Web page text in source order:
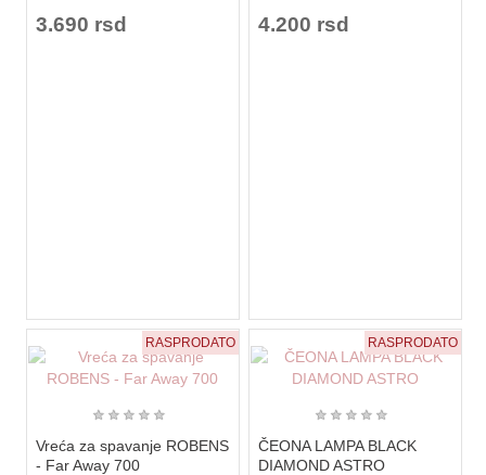
3.690 rsd 4.200 rsd
RASPRODATO
★ ★ ★ ★ ★
Vreća za spavanje ROBENS
- Far Away 700
RASPRODATO
★ ★ ★ ★ ★
ČEONA LAMPA BLACK
DIAMOND ASTRO